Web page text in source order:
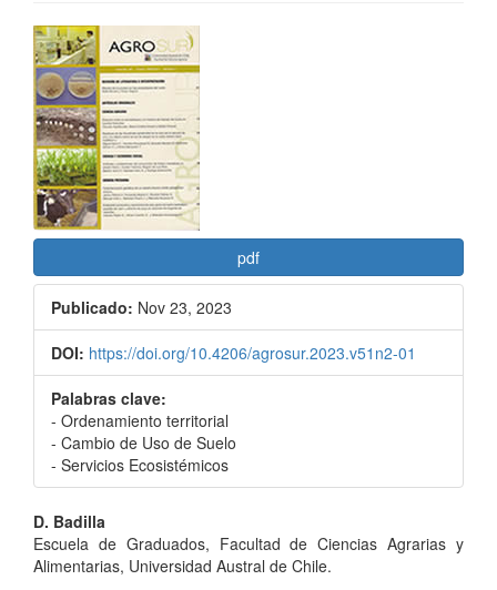
Barra
lateral
del
artículo
pdf
Publicado: Nov 23, 2023
DOI: https://doi.org/10.4206/agrosur.2023.v51n2-01
Palabras clave:
- Ordenamiento territorial
- Cambio de Uso de Suelo
- Servicios Ecosistémicos
Contenido
principal
D. Badilla
Escuela de Graduados, Facultad de Ciencias Agrarias y
Alimentarias, Universidad Austral de Chile.